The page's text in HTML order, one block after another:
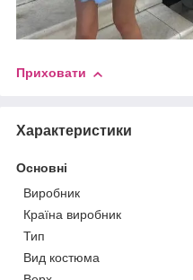
Приховати
Характеристики
Основні
Виробник
Країна виробник
Тип
Вид костюма